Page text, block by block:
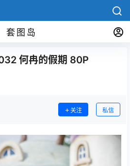
套图岛
何冉的假期 80P
关注 私信